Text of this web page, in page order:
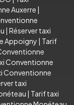
Auxerre |
| Réserver taxi
Appoigny | Tarif
Conventionne
Conventionne
taxi
| Tarif taxi